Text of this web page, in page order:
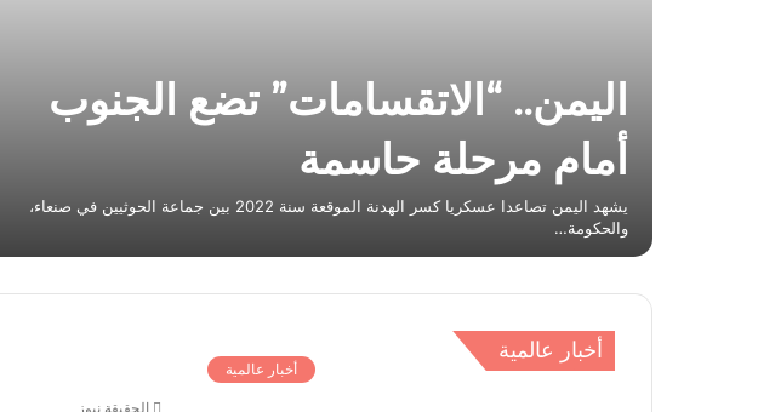
اليمن.. “الاتقسامات” تضع الجنوب
أمام مرحلة حاسمة
يشهد اليمن تصاعدا عسكريا كسر الهدنة الموقعة سنة 2022 بين جماعة الحوثيين في صنعاء،
والحكومة…
أخبار عالمية
أخبار عالمية
الحقيقة نيوز